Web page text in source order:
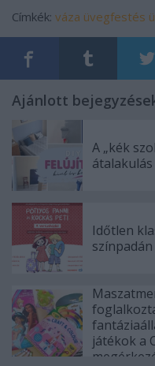
Címkék: váza üvegfestés
Ajánlott
A „kék
Időtlen
játékok a